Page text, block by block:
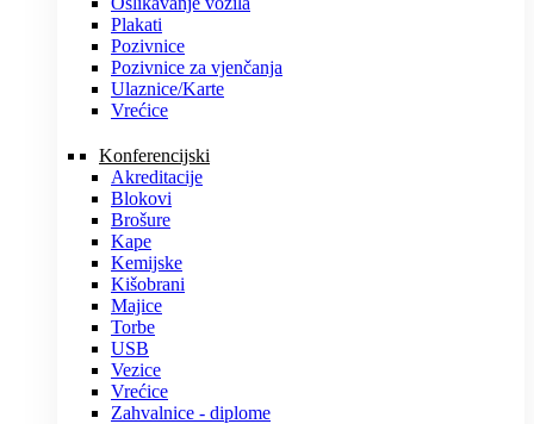
Plakati
Pozivnice
Pozivnice za vjenčanja
Ulaznice/Karte
Vrećice
Konferencijski
Akreditacije
Blokovi
Brošure
Kape
Kemijske
Kišobrani
Majice
Torbe
USB
Vezice
Vrećice
Zahvalnice - diplome